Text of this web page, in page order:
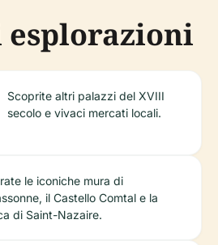
Scoprite altri palazzi del XVIII
secolo e vivaci mercati locali.
le iconiche mura di
il Castello Comtal e la
di Saint-Nazaire.